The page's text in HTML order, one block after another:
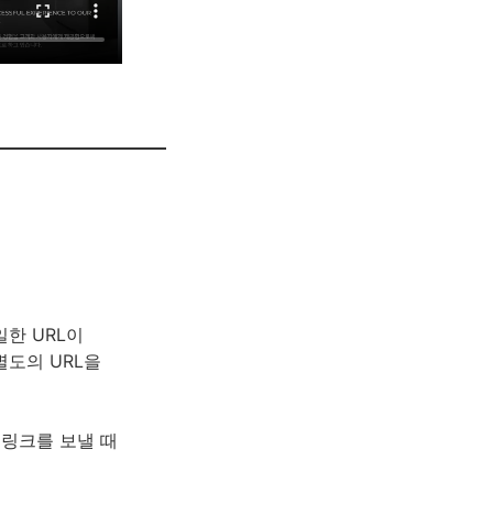
한 URL이
도의 URL을
크를 보낼 때